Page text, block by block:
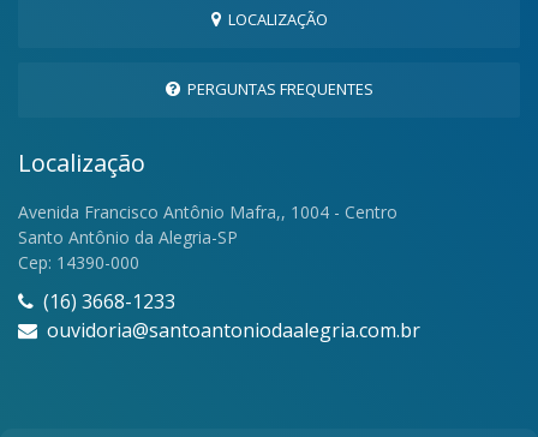
LOCALIZAÇÃO
PERGUNTAS FREQUENTES
Localização
Avenida Francisco Antônio Mafra,, 1004 - Centro
Santo Antônio da Alegria-SP
Cep: 14390-000
(16) 3668-1233
ouvidoria@santoantoniodaalegria.com.br